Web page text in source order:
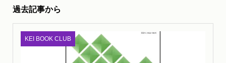
過去記事から
KEI BOOK CLUB